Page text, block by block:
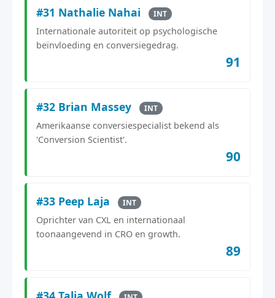
#31 Nathalie Nahai INT
Internationale autoriteit op psychologische
beïnvloeding en conversiegedrag.
91
#32 Brian Massey INT
Amerikaanse conversiespecialist bekend als
'Conversion Scientist'.
90
#33 Peep Laja INT
Oprichter van CXL en internationaal
toonaangevend in CRO en growth.
89